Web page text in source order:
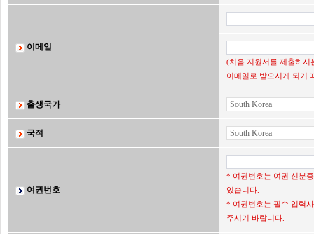
이메일
(처음 지원서를 제출하시
이메일로 받으시게 되기
출생국가
국적
여권번호
* 여권번호는 여권 신분
있습니다.
* 여권번호는 필수 입력
주시기 바랍니다.